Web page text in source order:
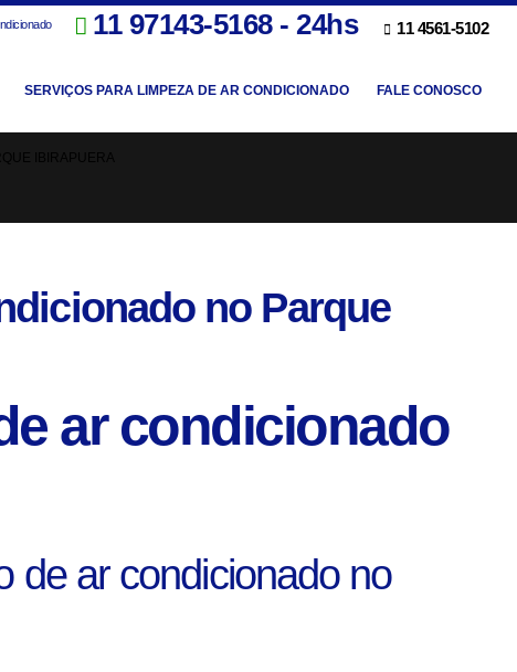
11 97143-5168 - 24hs 11 4561-5102
SERVIÇOS PARA LIMPEZA DE AR CONDICIONADO FALE CONOSCO
no Parque
ar condicionado
de ar condicionado no